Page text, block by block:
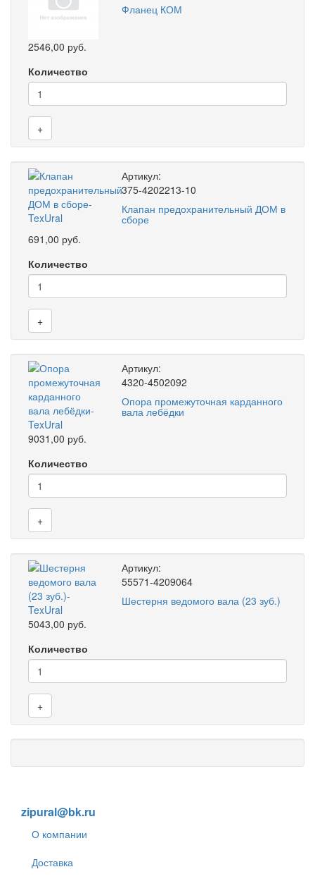
Фланец КОМ
2546,00 руб.
Количество
+
Артикул:
375-4202213-10
Клапан предохранительный ДОМ в
сборе
691,00 руб.
Количество
+
Артикул:
4320-4502092
Опора промежуточная карданного
вала лебёдки
9031,00 руб.
Количество
+
Артикул:
55571-4209064
Шестерня ведомого вала (23 зуб.)
5043,00 руб.
Количество
+
zipural@bk.ru
О компании
Доставка